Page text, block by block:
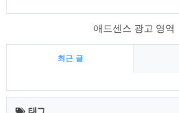
애드센스 광고 영역
최근 글
최
근 태그